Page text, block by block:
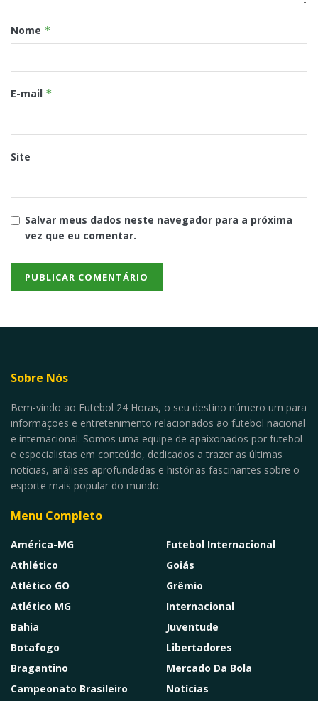
Nome *
E-mail *
Site
Salvar meus dados neste navegador para a próxima
vez que eu comentar.
Sobre Nós
Bem-vindo ao Futebol 24 Horas, o seu destino número um para
informações e entretenimento relacionados ao futebol nacional
e internacional. Somos uma equipe de apaixonados por futebol
e especialistas em conteúdo, dedicados a trazer as últimas
notícias, análises aprofundadas e histórias fascinantes sobre o
esporte mais popular do mundo.
Menu Completo
América-MG
Athlético
Atlético GO
Atlético MG
Bahia
Botafogo
Bragantino
Campeonato Brasileiro
Futebol Internacional
Goiás
Grêmio
Internacional
Juventude
Libertadores
Mercado Da Bola
Notícias